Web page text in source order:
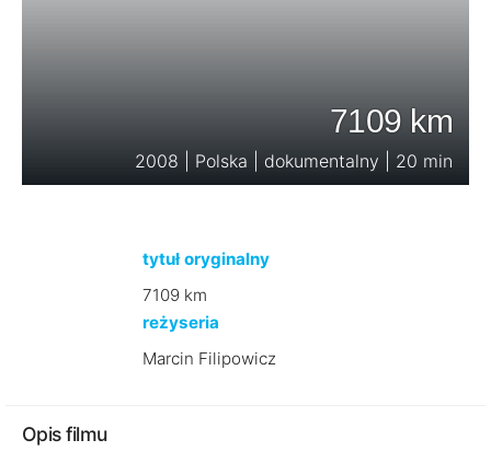
7109 km
2008 | Polska | dokumentalny | 20 min
tytuł oryginalny
7109 km
reżyseria
Marcin Filipowicz
Opis filmu